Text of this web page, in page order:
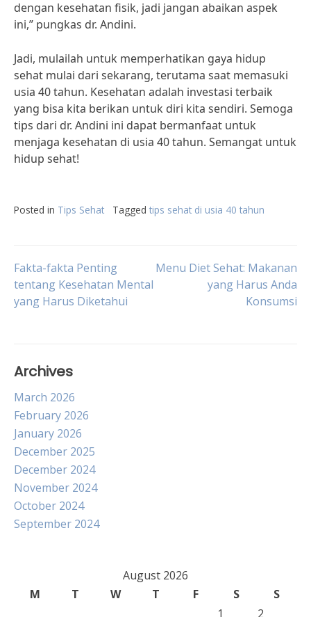
dengan kesehatan fisik, jadi jangan abaikan aspek
ini,” pungkas dr. Andini.
Jadi, mulailah untuk memperhatikan gaya hidup
sehat mulai dari sekarang, terutama saat memasuki
usia 40 tahun. Kesehatan adalah investasi terbaik
yang bisa kita berikan untuk diri kita sendiri. Semoga
tips dari dr. Andini ini dapat bermanfaat untuk
menjaga kesehatan di usia 40 tahun. Semangat untuk
hidup sehat!
Posted in Tips Sehat Tagged tips sehat di usia 40 tahun
Post
navigation
Fakta-fakta Penting
tentang Kesehatan Mental
yang Harus Diketahui
Menu Diet Sehat: Makanan
yang Harus Anda
Konsumsi
Archives
March 2026
February 2026
January 2026
December 2025
December 2024
November 2024
October 2024
September 2024
August 2026
M
T W T F S
S
1
2